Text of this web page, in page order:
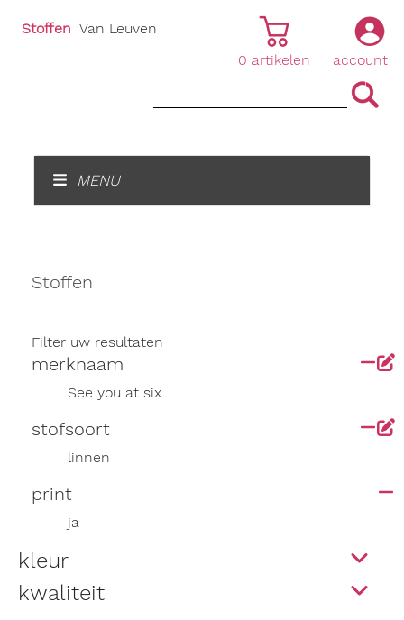
account
|
0 artikelen
Stoffen Van Leuven
MENU
Stoffen
Filter uw resultaten
merknaam
See you at six
stofsoort
linnen
print
ja
kleur
kwaliteit